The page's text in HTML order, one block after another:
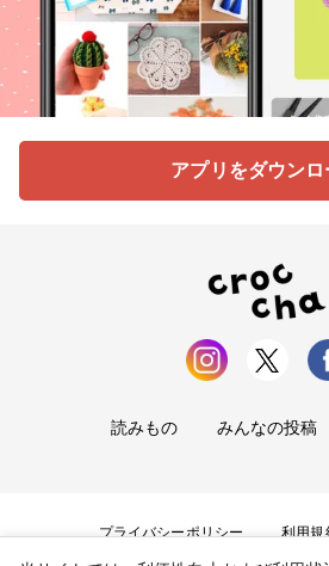
アプリをダウンロ
読みもの みんなの投稿
プライバシーポリシー 利用規